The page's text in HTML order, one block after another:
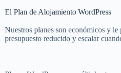
El Plan de Alojamiento WordPress
Nuestros planes son económicos y
presupuesto reducido y escalar